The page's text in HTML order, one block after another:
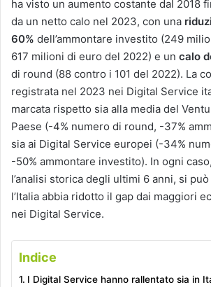
ha visto un aumento costante dal 2018
da un netto calo nel 2023, con una
60% dell’ammontare investito (249
617 milioni di euro del 2022) e un calo
di round (88 contro i 101 del 2022). La
registrata nel 2023 nei Digital Service
marcata rispetto sia alla media del
Paese (-4% numero di round, -37%
sia ai Digital Service europei (-34%
-50% ammontare investito). In ogni
l’analisi storica degli ultimi 6 anni, si
l’Italia abbia ridotto il gap dai maggiori
nei Digital Service.
Indice
I Digital Service hanno rallentato sia in